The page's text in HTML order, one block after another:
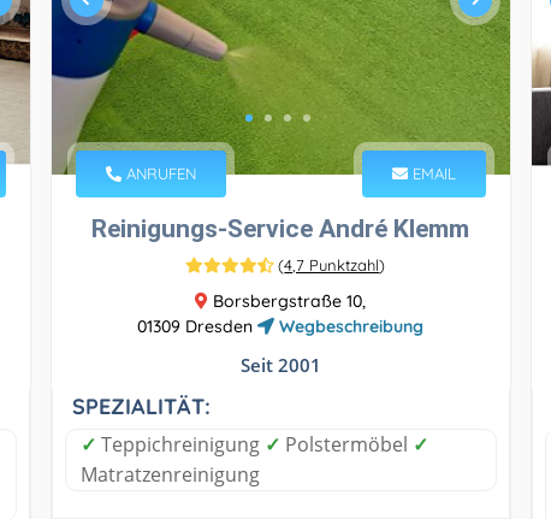
ANRUFEN EMAIL
Reinigungs-Service André Klemm
(4,7 Punktzahl)
Borsbergstraße 10,
01309 Dresden
Wegbeschreibung
Seit 2001
SPEZIALITÄT:
✓ Teppichreinigung ✓ Polstermöbel ✓
Matratzenreinigung